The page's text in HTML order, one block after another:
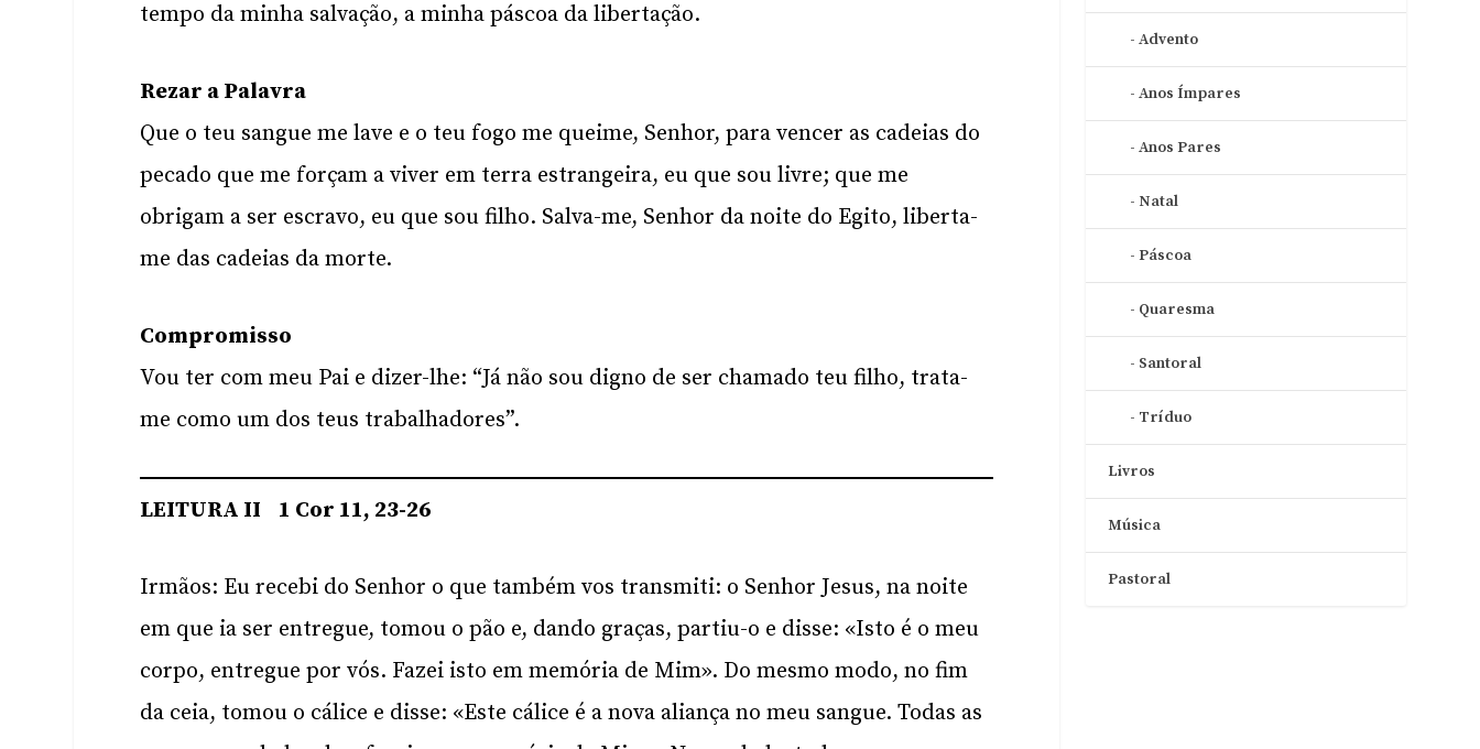
tempo da minha salvação, a minha páscoa da libertação.
Rezar a Palavra
Que o teu sangue me lave e o teu fogo me queime, Senhor, para vencer as cadeias do
pecado que me forçam a viver em terra estrangeira, eu que sou livre; que me
obrigam a ser escravo, eu que sou filho. Salva-me, Senhor da noite do Egito, liberta-
me das cadeias da morte.
Compromisso
Vou ter com meu Pai e dizer-lhe: “Já não sou digno de ser chamado teu filho, trata-
me como um dos teus trabalhadores”.
LEITURA II 1 Cor 11, 23-26
Irmãos: Eu recebi do Senhor o que também vos transmiti: o Senhor Jesus, na noite
em que ia ser entregue, tomou o pão e, dando graças, partiu-o e disse: «Isto é o meu
corpo, entregue por vós. Fazei isto em memória de Mim». Do mesmo modo, no fim
da ceia, tomou o cálice e disse: «Este cálice é a nova aliança no meu sangue. Todas as
Advento
Anos Ímpares
Anos Pares
Natal
Páscoa
Quaresma
Santoral
Tríduo
Livros
Música
Pastoral